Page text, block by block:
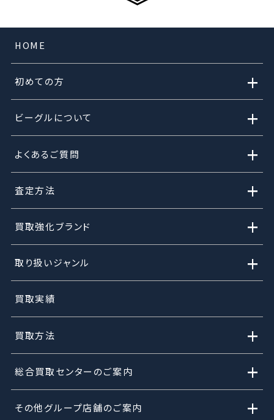
HOME
初めての方 +
ビーグルについて +
よくあるご質問 +
査定方法 +
買取強化ブランド +
取り扱いジャンル +
買取実績
買取方法 +
総合買取センターのご案内 +
その他グループ店舗のご案内 +